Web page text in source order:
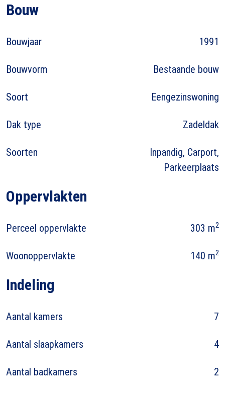
Bouw
Bouwjaar 1991
Bouwvorm Bestaande bouw
Soort Eengezinswoning
Dak type Zadeldak
Soorten
Inpandig, Carport,
Parkeerplaats
Oppervlakten
Perceel oppervlakte 303 m2
Woonoppervlakte 140 m2
Indeling
Aantal kamers 7
Aantal slaapkamers 4
Aantal badkamers 2